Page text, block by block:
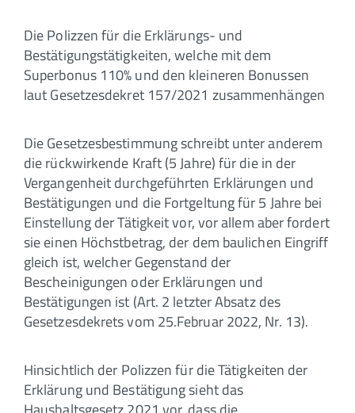
Die Polizzen für die Erklärungs- und
Bestätigungstätigkeiten, welche mit dem
Superbonus 110% und den kleineren Bonussen
laut Gesetzesdekret 157/2021 zusammenhängen
Die Gesetzesbestimmung schreibt unter anderem
die rückwirkende Kraft (5 Jahre) für die in der
Vergangenheit durchgeführten Erklärungen und
Bestätigungen und die Fortgeltung für 5 Jahre bei
Einstellung der Tätigkeit vor, vor allem aber fordert
sie einen Höchstbetrag, der dem baulichen Eingriff
gleich ist, welcher Gegenstand der
Bescheinigungen oder Erklärungen und
Bestätigungen ist (Art. 2 letzter Absatz des
Gesetzesdekrets vom 25.Februar 2022, Nr. 13).
Hinsichtlich der Polizzen für die Tätigkeiten der
Erklärung und Bestätigung sieht das